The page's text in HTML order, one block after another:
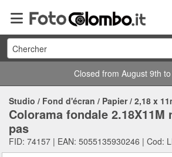
Chercher
Closed from August 9th
Studio / Fond d'écran / Papier/ 2,18 x
Colorama fondale 2.18X11M
pas
FID: 74157 | EAN: 5055135930246 | Cod: